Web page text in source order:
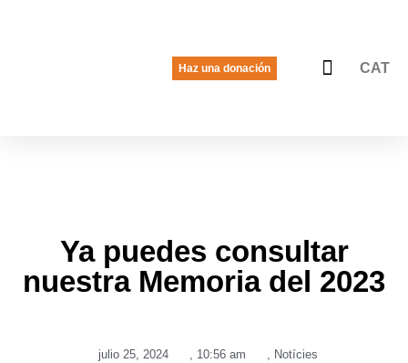
Haz una donación CAT
Ya puedes consultar
nuestra Memoria del 2023
julio 25, 2024 , 10:56 am , Notícies